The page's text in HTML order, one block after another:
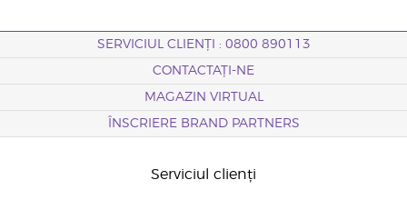
SERVICIUL CLIENȚI : 0800 890113
CONTACTAȚI-NE
MAGAZIN VIRTUAL
ÎNSCRIERE BRAND PARTNERS
Serviciul clienți